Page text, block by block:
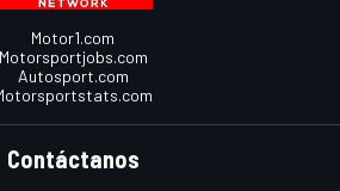
Motor1.com
Motorsportjobs.com
Autosport.com
Contáctanos